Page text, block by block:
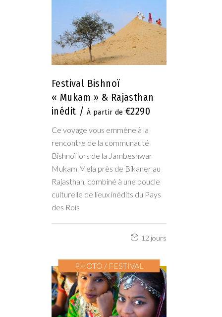
Festival Bishnoï
« Mukam » & Rajasthan
inédit
€2290
Ce voyage vous emmène à la
rencontre de la communauté
Bishnoï lors de la Jambeshwar
Mukam Mela près de Bikaner au
Rajasthan, combiné à une boucle
culturelle de lieux inédits du Pays
des Rois
12 jours
PHOTO / FESTIVAL